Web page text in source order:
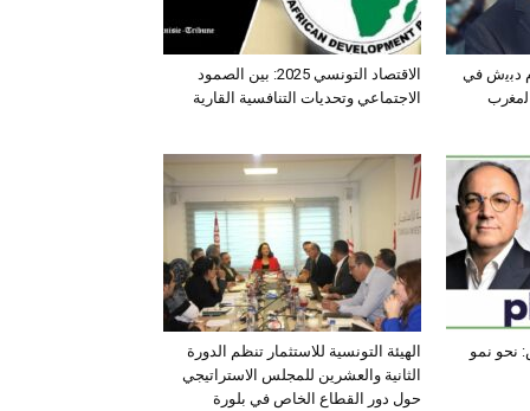
الاقتصاد التونسي 2025: بين الصمود
الاجتماعي وتحديات التنافسية القارية
دﺑﯾش ﻓﻲ
الهيئة التونسية للاستثمار تنظم الدورة
الثانية والعشرين للمجلس الاستراتيجي
حول دور القطاع الخاص في بلورة
نحو نمو